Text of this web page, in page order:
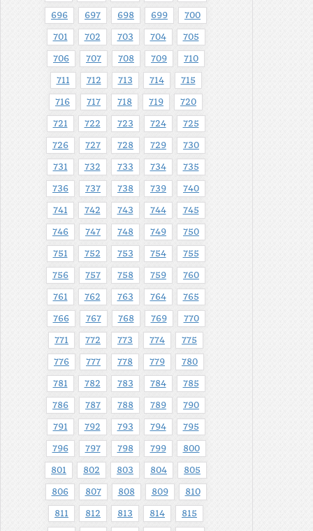
696 697 698 699 700
701 702 703 704 705
706 707 708 709 710
711 712 713 714 715
716 717 718 719 720
721 722 723 724 725
726 727 728 729 730
731 732 733 734 735
736 737 738 739 740
741 742 743 744 745
746 747 748 749 750
751 752 753 754 755
756 757 758 759 760
761 762 763 764 765
766 767 768 769 770
771 772 773 774 775
776 777 778 779 780
781 782 783 784 785
786 787 788 789 790
791 792 793 794 795
796 797 798 799 800
801 802 803 804 805
806 807 808 809 810
811 812 813 814 815